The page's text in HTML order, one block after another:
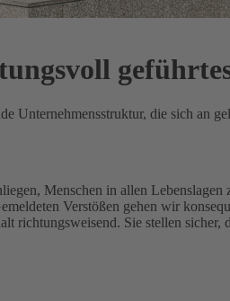
Unternehmensstruktur, die sich an
Menschen in allen Lebenslagen
Verstößen gehen wir
richtungsweisend. Sie stellen